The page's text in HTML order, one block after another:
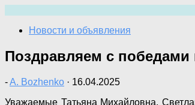
содержимому
Новости и объявления
Поздравляем с победами
-A. Bozhenko · 16.04.2025
Уважаемые Татьяна Михайловна,